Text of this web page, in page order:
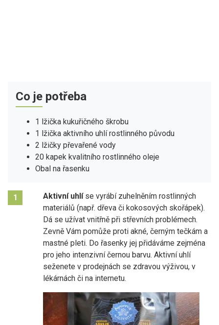
Co je potřeba
1 lžička kukuřičného škrobu
1 lžička aktivního uhlí rostlinného původu
2 lžičky převařené vody
20 kapek kvalitního rostlinného oleje
Obal na řasenku
1 Aktivní uhlíse vyrábí zuhelněním rostlinných
materiálů (např. dřeva či kokosových skořápek).
Dá se užívat vnitřně při střevních problémech.
Zevně Vám pomůže proti akné, černým tečkám a
mastné pleti. Do řasenky jej přidáváme zejména
pro jeho intenzivní černou barvu. Aktivní uhlí
seženete v prodejnách se zdravou výživou, v
lékárnách či na internetu.